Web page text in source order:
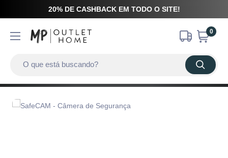
20% DE CASHBACK EM TODO O SITE!
0